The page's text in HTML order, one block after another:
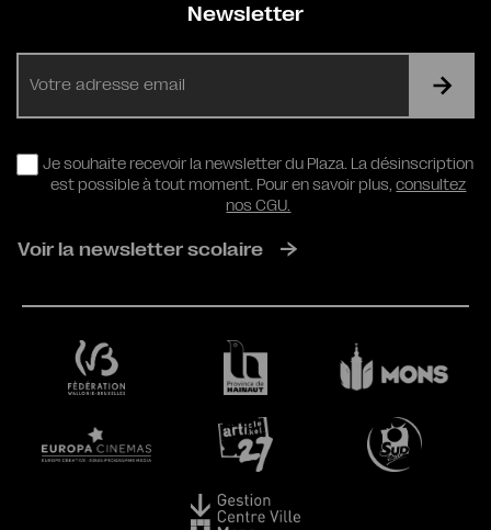
Newsletter
RGPD
Je souhaite recevoir la newsletter du Plaza. La désinscription
est possible à tout moment. Pour en savoir plus,consultez
nos CGU.
Voir la newsletter scolaire